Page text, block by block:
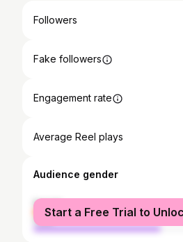
Followers
Fake followers
Engagement rate
Average Reel plays
Audience gender
female
male
Start a Free Trial to